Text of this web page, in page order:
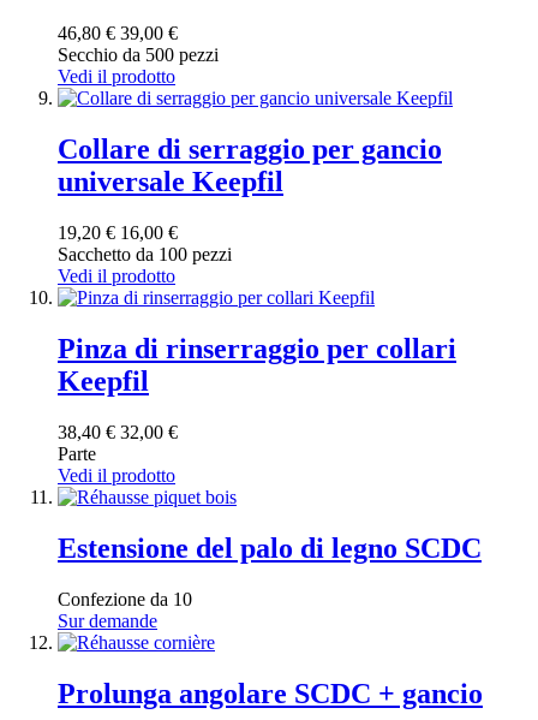
46,80 € 39,00 €
Secchio da 500 pezzi
Vedi il prodotto
Collare di serraggio per gancio
universale Keepfil
19,20 € 16,00 €
Sacchetto da 100 pezzi
Vedi il prodotto
Pinza di rinserraggio per collari
Keepfil
38,40 € 32,00 €
Parte
Vedi il prodotto
Estensione del palo di legno SCDC
Confezione da 10
Sur demande
Prolunga angolare SCDC + gancio